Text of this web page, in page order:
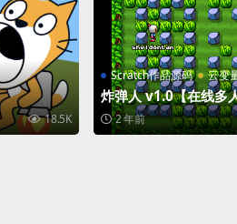
18.5K
Scratch作品源码 云变
炸弹人 v1.0【在线多
2 年前